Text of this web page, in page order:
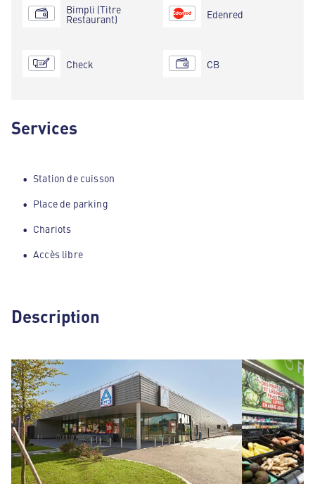
Bimpli (Titre
Restaurant)
Check
Edenred
CB
Services
Station de cuisson
Place de parking
Chariots
Accès libre
Description